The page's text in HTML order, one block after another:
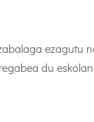
ezagutu
du eskolan